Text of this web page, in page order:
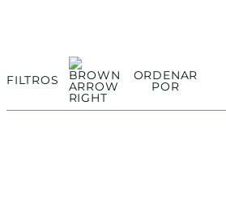
FILTROS ORDENAR
POR